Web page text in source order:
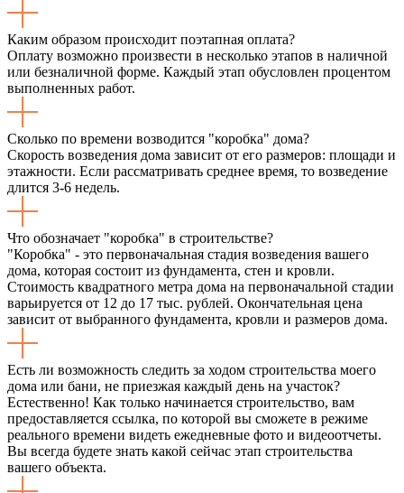
Каким образом происходит поэтапная оплата?
Оплату возможно произвести в несколько этапов в наличной
или безналичной форме. Каждый этап обусловлен процентом
выполненных работ.
Сколько по времени возводится "коробка" дома?
Скорость возведения дома зависит от его размеров: площади и
этажности. Если рассматривать среднее время, то возведение
длится 3-6 недель.
Что обозначает "коробка" в строительстве?
"Коробка" - это первоначальная стадия возведения вашего
дома, которая состоит из фундамента, стен и кровли.
Стоимость квадратного метра дома на первоначальной стадии
варьируется от 12 до 17 тыс. рублей. Окончательная цена
зависит от выбранного фундамента, кровли и размеров дома.
Есть ли возможность следить за ходом строительства моего
дома или бани, не приезжая каждый день на участок?
Естественно! Как только начинается строительство, вам
предоставляется ссылка, по которой вы сможете в режиме
реального времени видеть ежедневные фото и видеоотчеты.
Вы всегда будете знать какой сейчас этап строительства
вашего объекта.